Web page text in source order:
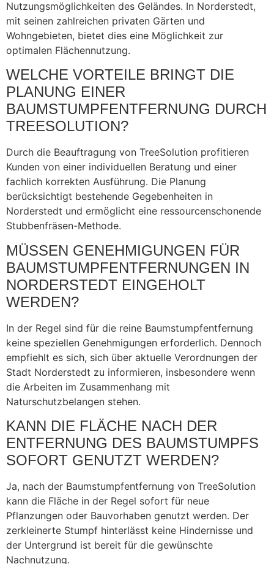
Nutzungsmöglichkeiten des Geländes. In Norderstedt,
mit seinen zahlreichen privaten Gärten und
Wohngebieten, bietet dies eine Möglichkeit zur
optimalen Flächennutzung.
WELCHE VORTEILE BRINGT DIE
PLANUNG EINER
BAUMSTUMPFENTFERNUNG DURCH
TREESOLUTION?
Durch die Beauftragung von TreeSolution profitieren
Kunden von einer individuellen Beratung und einer
fachlich korrekten Ausführung. Die Planung
berücksichtigt bestehende Gegebenheiten in
Norderstedt und ermöglicht eine ressourcenschonende
Stubbenfräsen-Methode.
MÜSSEN GENEHMIGUNGEN FÜR
BAUMSTUMPFENTFERNUNGEN IN
NORDERSTEDT EINGEHOLT
WERDEN?
In der Regel sind für die reine Baumstumpfentfernung
keine speziellen Genehmigungen erforderlich. Dennoch
empfiehlt es sich, sich über aktuelle Verordnungen der
Stadt Norderstedt zu informieren, insbesondere wenn
die Arbeiten im Zusammenhang mit
Naturschutzbelangen stehen.
KANN DIE FLÄCHE NACH DER
ENTFERNUNG DES BAUMSTUMPFS
SOFORT GENUTZT WERDEN?
Ja, nach der Baumstumpfentfernung von TreeSolution
kann die Fläche in der Regel sofort für neue
Pflanzungen oder Bauvorhaben genutzt werden. Der
zerkleinerte Stumpf hinterlässt keine Hindernisse und
der Untergrund ist bereit für die gewünschte
Nachnutzung.